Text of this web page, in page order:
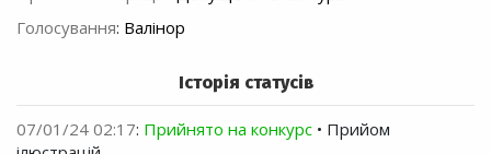
Голосування: Валінор
Історія статусів
07/01/24 02:17: Прийнято на конкурс • Прийом